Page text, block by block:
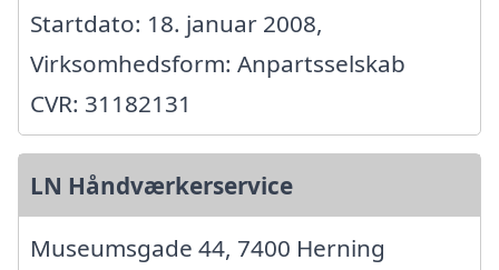
Startdato: 18. januar 2008,
Virksomhedsform: Anpartsselskab
CVR: 31182131
LN Håndværkerservice
Museumsgade 44, 7400 Herning